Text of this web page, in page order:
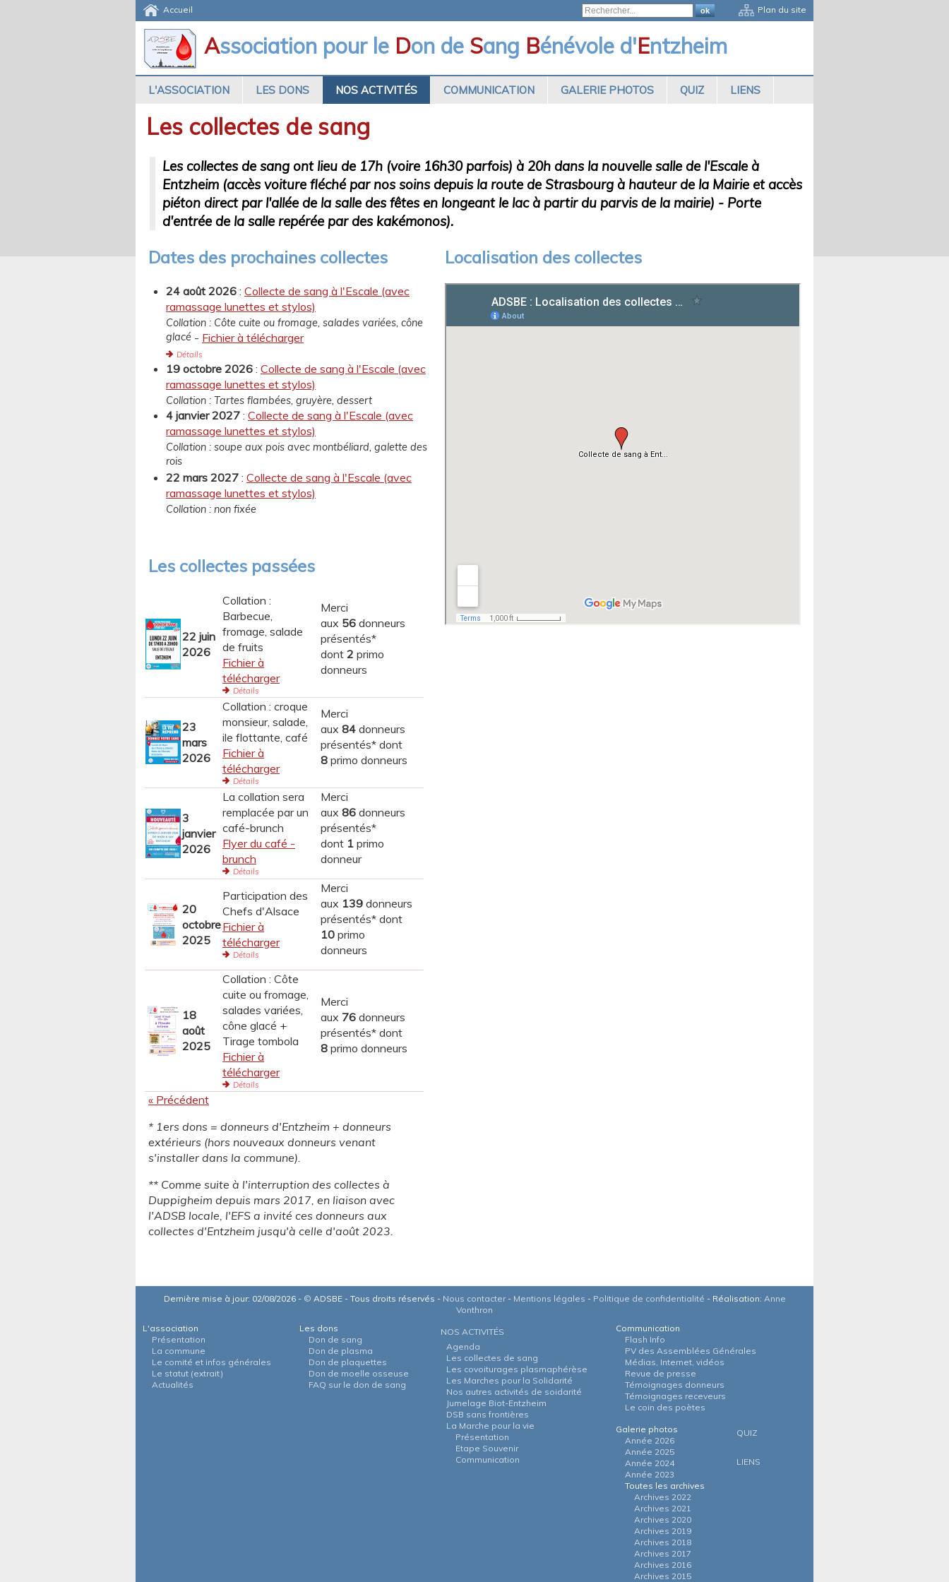
Accueil Plan du site
Association pour le Don de Sang Bénévole d'Entzheim
L'ASSOCIATION LES DONS NOS ACTIVITÉS COMMUNICATION GALERIE PHOTOS QUIZ LIENS
Les collectes de sang
Les collectes de sang ont lieu de 17h (voire 16h30 parfois) à 20h dans la nouvelle salle de l'Escale à
Entzheim (accès voiture fléché par nos soins depuis la route de Strasbourg à hauteur de la Mairie et accès
piéton direct par l'allée de la salle des fêtes en longeant le lac à partir du parvis de la mairie) - Porte
d'entrée de la salle repérée par des kakémonos).
Dates des prochaines collectes
24 août 2026 : Collecte de sang à l'Escale (avec
ramassage lunettes et stylos)
Collation : Côte cuite ou fromage, salades variées, cône
glacé - Fichier à télécharger
Détails
19 octobre 2026 : Collecte de sang à l'Escale (avec
ramassage lunettes et stylos)
Collation : Tartes flambées, gruyère, dessert
4 janvier 2027 : Collecte de sang à l'Escale (avec
ramassage lunettes et stylos)
Collation : soupe aux pois avec montbéliard, galette des
rois
22 mars 2027 : Collecte de sang à l'Escale (avec
ramassage lunettes et stylos)
Collation : non fixée
Les collectes passées
22 juin
2026
Collation :
Barbecue,
fromage, salade
de fruits
Fichier à
télécharger
Détails
Merci
aux 56 donneurs
présentés*
dont 2 primo
donneurs
23
mars
2026
Collation : croque
monsieur, salade,
ile flottante, café
Fichier à
télécharger
Détails
Merci
aux 84 donneurs
présentés* dont
8 primo donneurs
3
janvier
2026
La collation sera
remplacée par un
café-brunch
Flyer du café -
brunch
Détails
Merci
aux 86 donneurs
présentés*
dont 1 primo
donneur
20
octobre
2025
Participation des
Chefs d'Alsace
Fichier à
télécharger
Détails
Merci
aux 139 donneurs
présentés* dont
10 primo
donneurs
18
août
2025
Collation : Côte
cuite ou fromage,
salades variées,
cône glacé +
Tirage tombola
Fichier à
télécharger
Détails
Merci
aux 76 donneurs
présentés* dont
8 primo donneurs
« Précédent
* 1ers dons = donneurs d'Entzheim + donneurs
extérieurs (hors nouveaux donneurs venant
s'installer dans la commune).
** Comme suite à l'interruption des collectes à
Duppigheim depuis mars 2017, en liaison avec
l'ADSB locale, l'EFS a invité ces donneurs aux
collectes d'Entzheim jusqu'à celle d'août 2023.
Localisation des collectes
Dernière mise à jour: 02/08/2026 - © ADSBE - Tous droits réservés - Nous contacter- Mentions légales - Politique de confidentialité - Réalisation: Anne
Vonthron
L'association
Présentation
La commune
Le comité et infos générales
Le statut (extrait)
Actualités
Les dons
Don de sang
Don de plasma
Don de plaquettes
Don de moelle osseuse
FAQ sur le don de sang
NOS ACTIVITÉS
Agenda
Les collectes de sang
Les covoiturages plasmaphérèse
Les Marches pour la Solidarité
Nos autres activités de soidarité
Jumelage Biot-Entzheim
DSB sans frontières
La Marche pour la vie
Présentation
Etape Souvenir
Communication
Communication
Flash Info
PV des Assemblées Générales
Médias, Internet, vidéos
Revue de presse
Témoignages donneurs
Témoignages receveurs
Le coin des poètes
Galerie photos
Année 2026
Année 2025
Année 2024
Année 2023
Toutes les archives
Archives 2022
Archives 2021
Archives 2020
Archives 2019
Archives 2018
Archives 2017
Archives 2016
Archives 2015
QUIZ
LIENS